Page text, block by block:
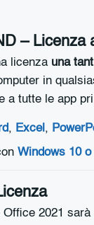
– Licenza
licenza una
in
a tutte le app
, Excel ,
Windows 10
2021